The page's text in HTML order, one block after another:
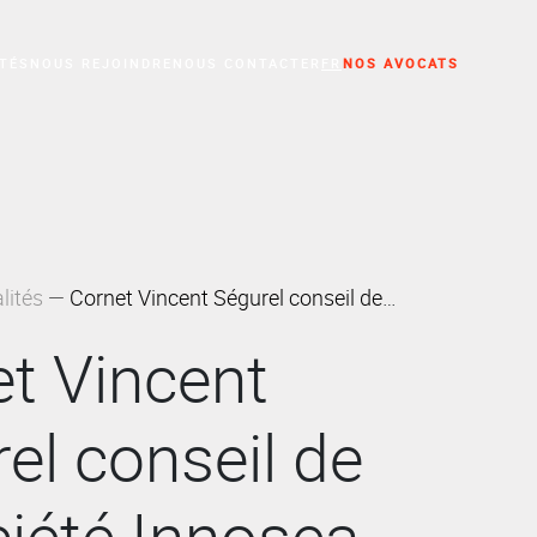
NOS AVOCATS
Cornet Vincent Ségurel conseil de la société Innosea
Vincent
conseil de